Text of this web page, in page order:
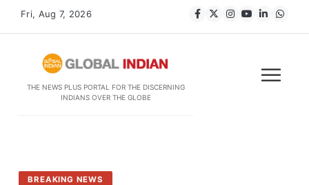
Fri, Aug 7, 2026
THE NEWS PLUS PORTAL FOR THE DISCERNING
INDIANS OVER THE GLOBE
BREAKING NEWS